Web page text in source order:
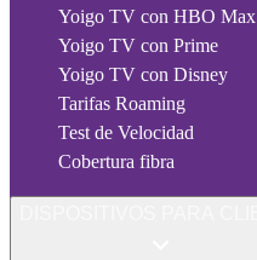
Yoigo TV con HBO Max
Yoigo TV con Prime
Yoigo TV con Disney
Tarifas Roaming
Test de Velocidad
Cobertura fibra